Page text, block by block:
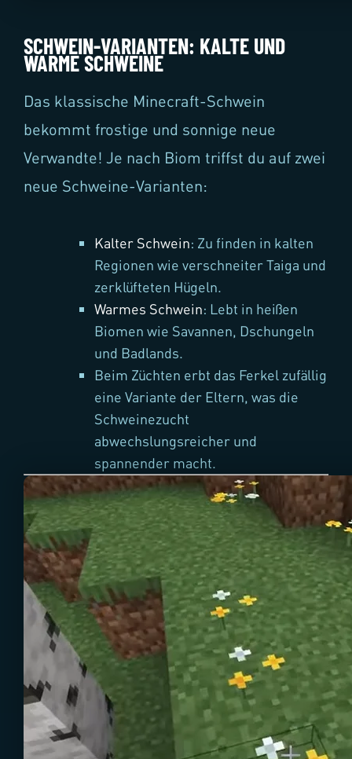
SCHWEIN-VARIANTEN: KALTE UND
WARME SCHWEINE
Das klassische Minecraft-Schwein
bekommt frostige und sonnige neue
Verwandte! Je nach Biom triffst du auf zwei
neue Schweine-Varianten:
Kalter Schwein: Zu finden in kalten
Regionen wie verschneiter Taiga und
zerklüfteten Hügeln.
Warmes Schwein: Lebt in heißen
Biomen wie Savannen, Dschungeln
und Badlands.
Beim Züchten erbt das Ferkel zufällig
eine Variante der Eltern, was die
Schweinezucht
abwechslungsreicher und
spannender macht.